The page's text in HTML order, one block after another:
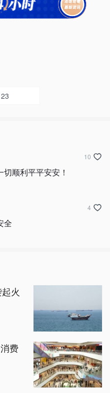
23
顺利平平安安！
10
全
4
火
费